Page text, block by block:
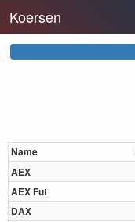
Koersen
Name
AEX
AEX Fut
DAX